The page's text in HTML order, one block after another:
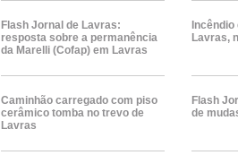
Flash Jornal de Lavras:
resposta sobre a permanência
da Marelli (Cofap) em Lavras
Lavras,
Caminhão carregado com piso
cerâmico tomba no trevo de
Lavras
Flash
de